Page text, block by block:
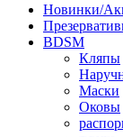
Новинки/
BDSM
Кляпы
Маски
Оковы